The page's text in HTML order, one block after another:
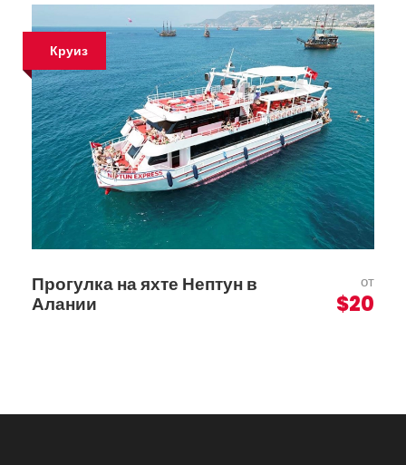
Круиз
Прогулка на яхте Нептун в
Алании
от
$20